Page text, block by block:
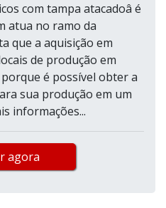
com tampa atacadoâ é
atua no ramo da
que a aquisição em
de produção em
é possível obter a
sua produção em um
informações...
agora